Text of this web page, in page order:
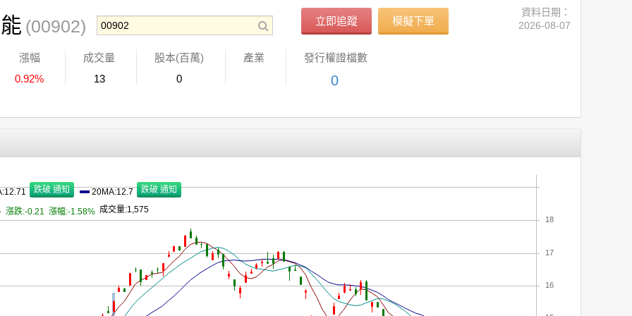
(00902) 立即追蹤 模擬下單
資料日期：
2026-08-07
漲幅
0.92%
成交量
13
股本(百萬)
0
產業 發行權證檔數
0
16
17
18
20MA:12.7
漲跌:-0.21 漲幅:-1.58% 成交量:1,575